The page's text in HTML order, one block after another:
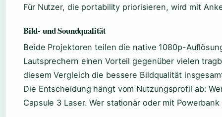
Für Nutzer, die portability priorisieren, wird mit
Bild- und Soundqualität
Beide Projektoren teilen die native 1080p-
Lautsprechern einen Vorteil gegenüber vielen
diesem Vergleich die bessere Bildqualität
Die Entscheidung hängt vom Nutzungsprofil ab:
Capsule 3 Laser. Wer stationär oder mit